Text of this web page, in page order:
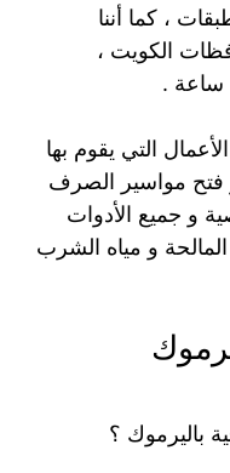
، كما أننا
الكويت ،
التي يقوم بها
فتح مواسير الصرف
و جميع الأدوات
و مياه الشرب
باليرموك ؟